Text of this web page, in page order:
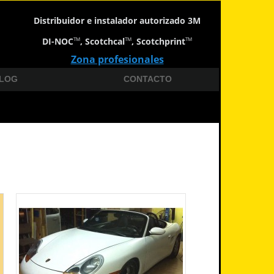
Distribuidor e instalador autorizado 3M
DI-NOCTM, ScotchcalTM, ScotchprintTM
Zona profesionales
CONTACTO